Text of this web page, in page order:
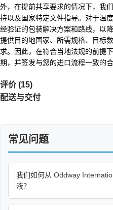
外，在提前共享要求的情况下，我
持以及国家特定文件指导。对于温
经验证的包装解决方案和路线，以
提供目的地国家、所需规格、目标
求。因此，在符合当地法规的前提
期，并签发与您的进口流程一致的合
评价 (15)
配送与交付
常见问题
我们如何从 Oddway
液？